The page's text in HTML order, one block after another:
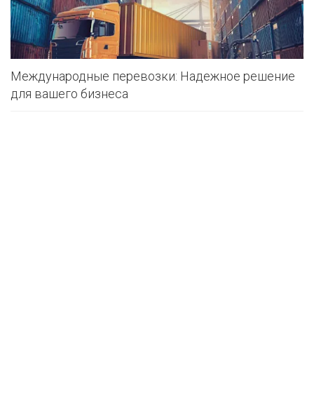
Международные перевозки: Надежное решение
для вашего бизнеса